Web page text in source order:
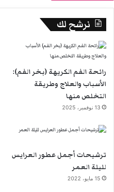
نرشح لك
رائحة الفم الكريهة (بخر الفم):
الأسباب والعلاج وطريقة
التخلص منها
13 نوفمبر، 2025
ترشيحات أجمل عطور العرايس
لليلة العمر
15 مايو، 2022